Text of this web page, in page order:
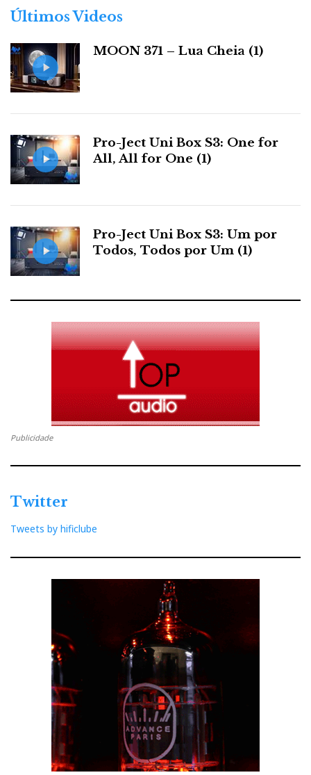
r
s
Últimos Videos
MOON 371 – Lua Cheia (1)
Pro-Ject Uni Box S3: One for
All, All for One (1)
Pro-Ject Uni Box S3: Um por
Todos, Todos por Um (1)
Publicidade
Twitter
Tweets by hificlube